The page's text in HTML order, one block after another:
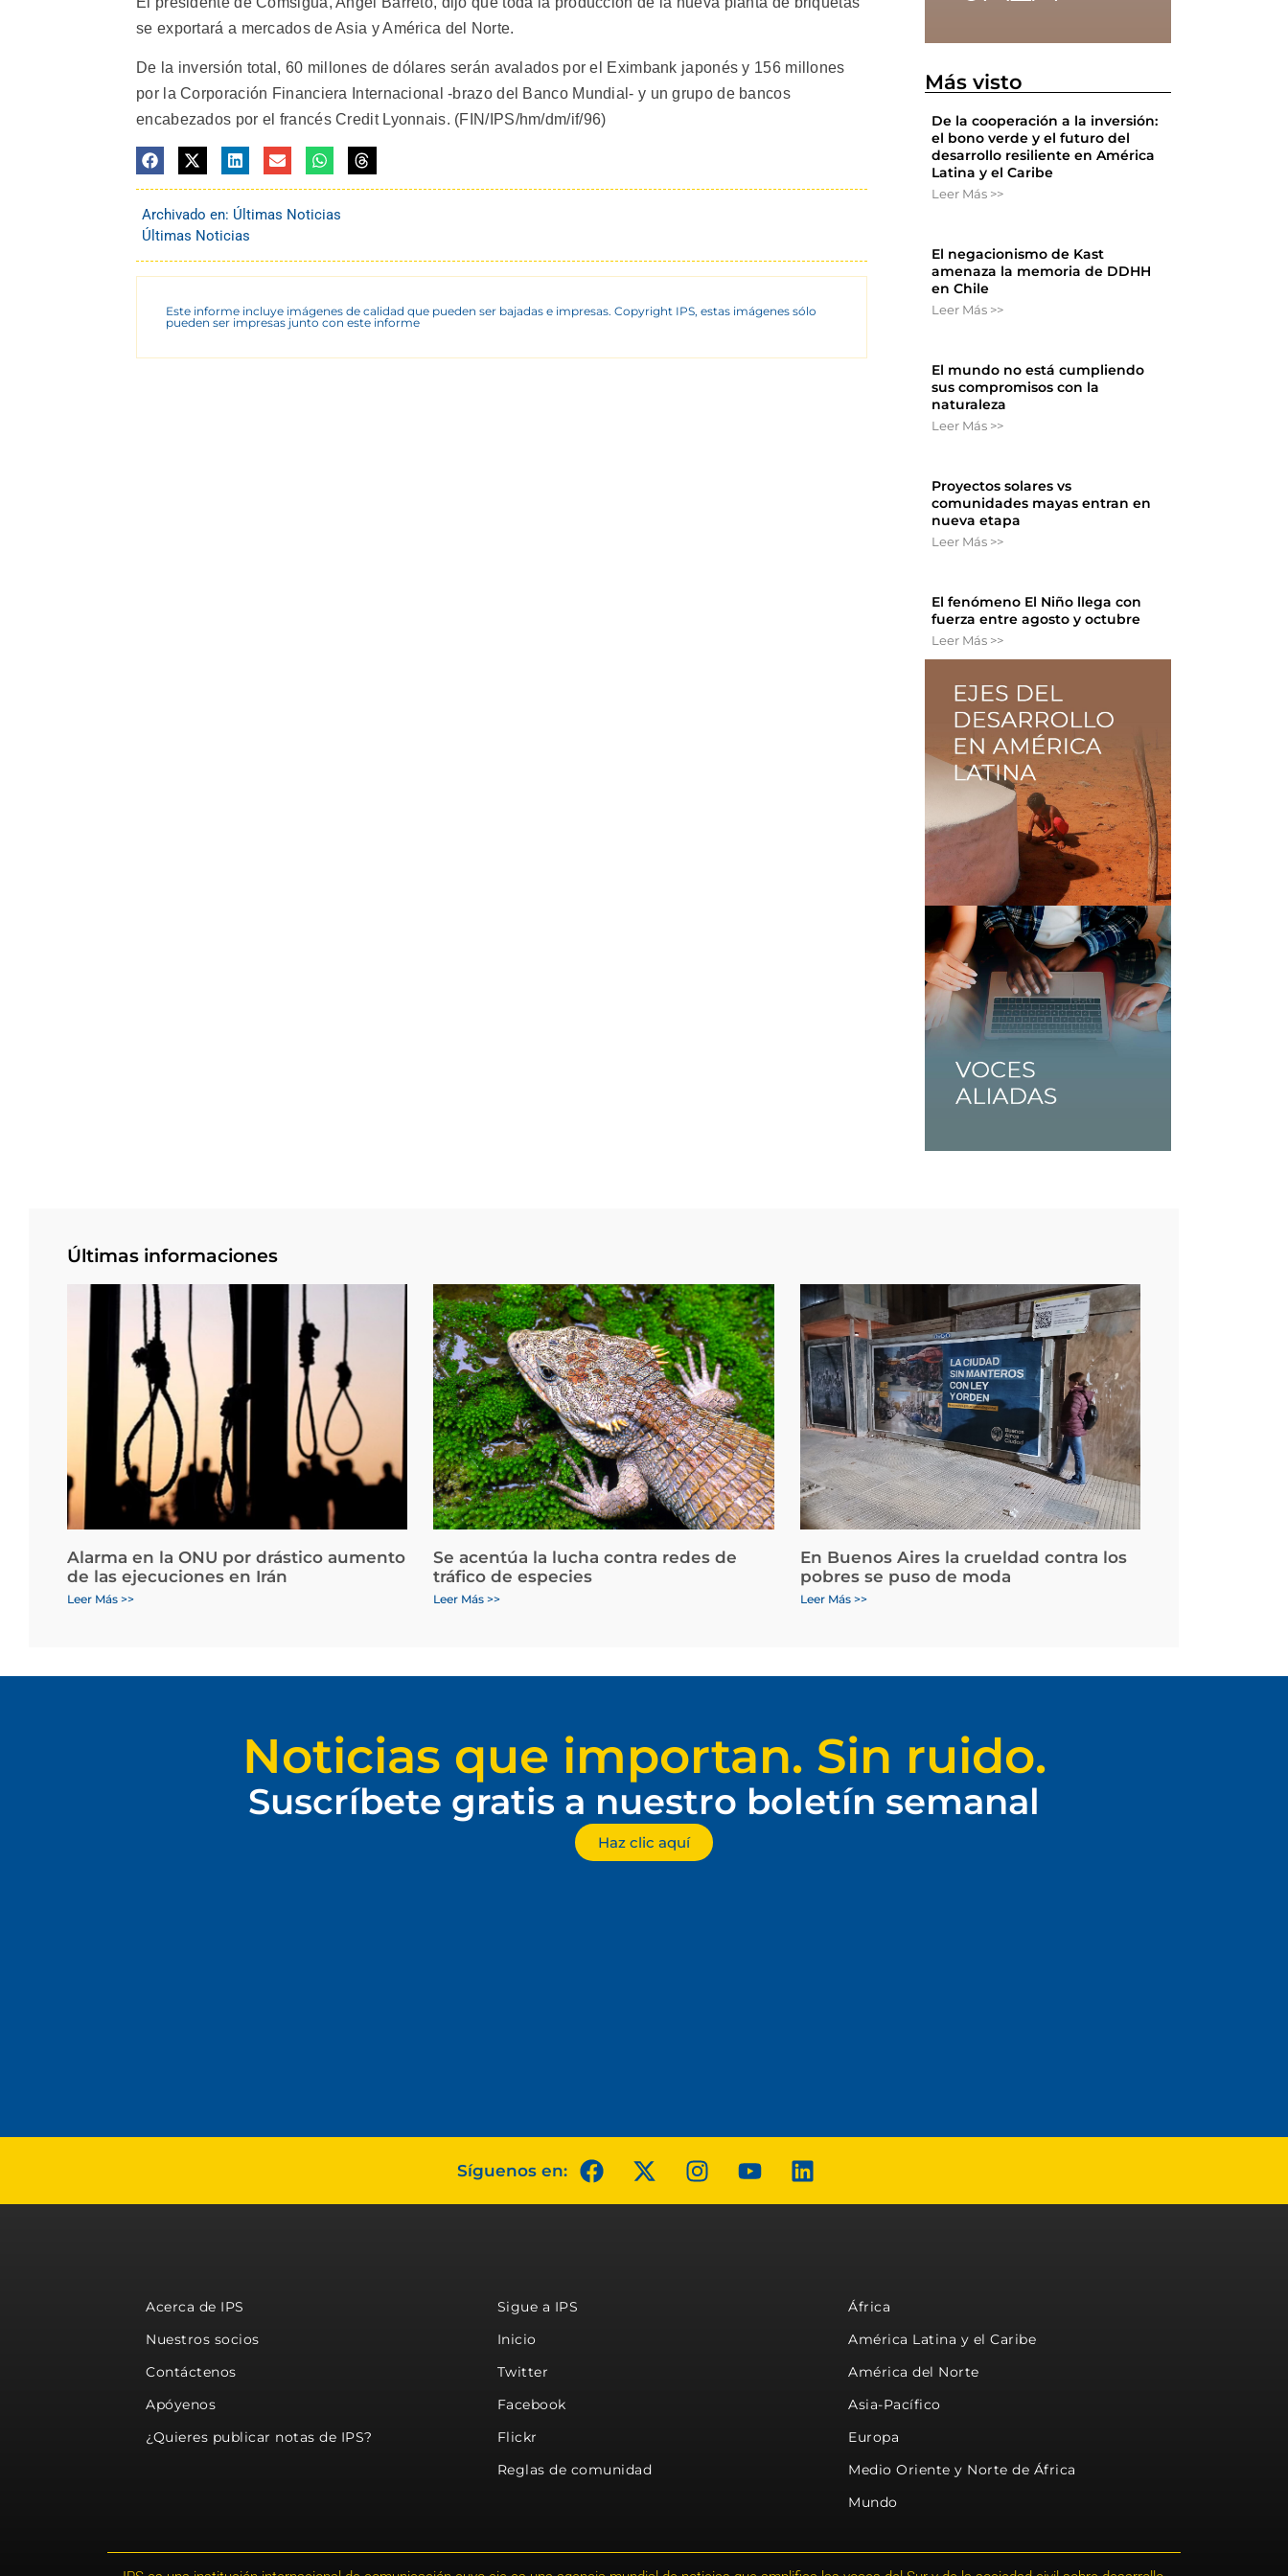
se exportará a mercados de Asia y América del Norte.
De la inversión total, 60 millones de dólares serán avalados por el Eximbank japonés y 156 millones
por la Corporación Financiera Internacional -brazo del Banco Mundial- y un grupo de bancos
encabezados por el francés Credit Lyonnais. (FIN/IPS/hm/dm/if/96)
Archivado en: Últimas Noticias
Últimas Noticias
Este informe incluye imágenes de calidad que pueden ser bajadas e impresas. Copyright IPS, estas imágenes sólo
pueden ser impresas junto con este informe
Más visto
De la cooperación a la inversión:
el bono verde y el futuro del
desarrollo resiliente en América
Latina y el Caribe
Leer Más >>
El negacionismo de Kast
amenaza la memoria de DDHH
en Chile
Leer Más >>
El mundo no está cumpliendo
sus compromisos con la
naturaleza
Leer Más >>
Proyectos solares vs
comunidades mayas entran en
nueva etapa
Leer Más >>
El fenómeno El Niño llega con
fuerza entre agosto y octubre
Leer Más >>
Últimas informaciones
Alarma en la ONU por drástico aumento
de las ejecuciones en Irán
Leer Más >>
Se acentúa la lucha contra redes de
tráfico de especies
Leer Más >>
En Buenos Aires la crueldad contra los
pobres se puso de moda
Leer Más >>
Noticias que importan. Sin ruido.
Suscríbete gratis a nuestro boletín semanal
Haz clic aquí
Síguenos en:
Acerca de IPS
Nuestros socios
Contáctenos
Apóyenos
¿Quieres publicar notas de IPS?
Sigue a IPS
Inicio
Twitter
Facebook
Flickr
Reglas de comunidad
África
América Latina y el Caribe
América del Norte
Asia-Pacífico
Europa
Medio Oriente y Norte de África
Mundo